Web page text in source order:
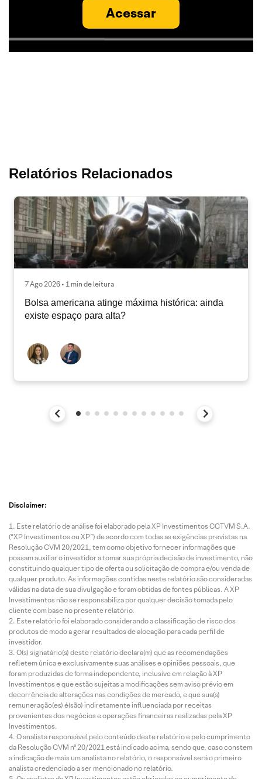
Acessar
Relatórios Relacionados
7 Ago 2026 • 1 min de leitura
Bolsa americana atinge máxima histórica: ainda
existe espaço para alta?
Disclaimer:
Este relatório de análise foi elaborado pela XP Investimentos CCTVM S.A.
(“XP Investimentos ou XP”) de acordo com todas as exigências previstas na
Resolução CVM 20/2021, tem como objetivo fornecer informações que
possam auxiliar o investidor a tomar sua própria decisão de investimento, não
constituindo qualquer tipo de oferta ou solicitação de compra e/ou venda de
qualquer produto. As informações contidas neste relatório são consideradas
válidas na data de sua divulgação e foram obtidas de fontes públicas. A XP
Investimentos não se responsabiliza por qualquer decisão tomada pelo
cliente com base no presente relatório.
Este relatório foi elaborado considerando a classificação de risco dos
produtos de modo a gerar resultados de alocação para cada perfil de
investidor.
O(s) signatário(s) deste relatório declara(m) que as recomendações
refletem única e exclusivamente suas análises e opiniões pessoais, que
foram produzidas de forma independente, inclusive em relação à XP
Investimentos e que estão sujeitas a modificações sem aviso prévio em
decorrência de alterações nas condições de mercado, e que sua(s)
remuneração(es) é(são) indiretamente influenciada por receitas
provenientes dos negócios e operações financeiras realizadas pela XP
Investimentos.
O analista responsável pelo conteúdo deste relatório e pelo cumprimento
da Resolução CVM nº 20/2021 está indicado acima, sendo que, caso constem
a indicação de mais um analista no relatório, o responsável será o primeiro
analista credenciado a ser mencionado no relatório.